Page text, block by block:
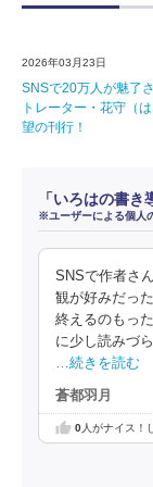
2026年03月23日
SNSで20万人が魅了
トレーター・花守（
望の刊行！
「いろはの書
※ユーザーによる個人
SNSで作者さ
観が好みだっ
終えるのもっ
に少し読みづ
…続きを読む
蒼都羽月
0人がナイス！